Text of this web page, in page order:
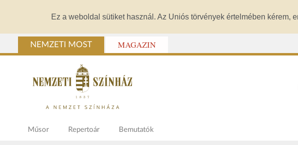
Ez a weboldal sütiket használ. Az Uniós törvények értelmében kérem,
NEMZETI MOST MAGAZIN
Műsor Repertoár Bemutatók